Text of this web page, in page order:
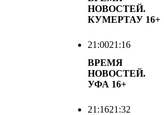
НОВОСТЕЙ.
КУМЕРТАУ 16+
21:0021:16
ВРЕМЯ
НОВОСТЕЙ.
УФА 16+
21:1621:32